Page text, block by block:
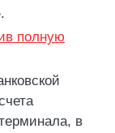
полную
в